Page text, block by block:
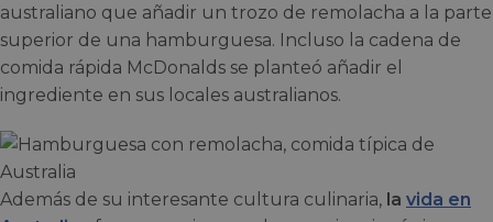
australiano que añadir un trozo de remolacha a la parte
superior de una hamburguesa. Incluso la cadena de
comida rápida McDonalds se planteó añadir el
ingrediente en sus locales australianos.
Además de su interesante cultura culinaria, la vida en